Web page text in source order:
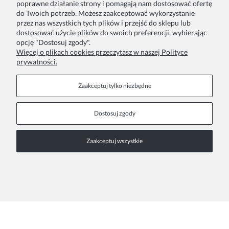
Twoje zamówienia
Zwroty i reklamacje
Formy płatności
Czas i koszty dostawy
Blog
Zainspiruj się
Kontakt
Pn. - Pt. 9:00 - 15:00
poprawne działanie strony i pomagają nam dostosować ofertę
do Twoich potrzeb. Możesz zaakceptować wykorzystanie
przez nas wszystkich tych plików i przejść do sklepu lub
dostosować użycie plików do swoich preferencji, wybierając
opcję "Dostosuj zgody".
Więcej o plikach cookies przeczytasz w naszej Polityce
prywatności.
Zaakceptuj tylko niezbędne
Dostosuj zgody
Zaakceptuj wszystkie